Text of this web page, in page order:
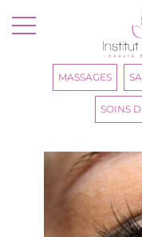
MASSAGES
SOINS